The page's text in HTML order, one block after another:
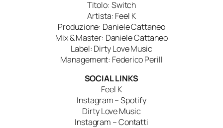
Titolo: Switch
Artista: Feel K
Produzione: Daniele Cattaneo
Mix & Master: Daniele Cattaneo
Label: Dirty Love Music
Management: Federico Perill
SOCIAL LINKS
Feel K
Instagram – Spotify
Dirty Love Music
Instagram – Contatti